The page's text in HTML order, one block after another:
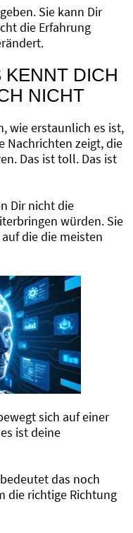
Sie kann Dir
die Erfahrung
KENNT DICH
NICHT
wie erstaunlich es ist,
Nachrichten zeigt, die
Das ist toll. Das ist
Dir nicht die
würden. Sie
die die meisten
sich auf einer
ist deine
das noch
die richtige Richtung